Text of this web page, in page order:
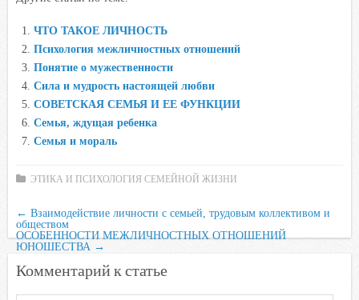
b
o
o
k
e
r
A
p
p
R
u
a
s
i
ЧТО ТАКОЕ ЛИЧНОСТЬ
Психология межличностных отношений
Понятие о мужественности
Сила и мудрость настоящей любви
СОВЕТСКАЯ СЕМЬЯ И ЕЕ ФУНКЦИИ
Семья, ждущая ребенка
Семья и мораль
ЭТИКА И ПСИХОЛОГИЯ СЕМЕЙНОЙ ЖИЗНИ
← Взаимодействие личности с семьей, трудовым коллективом и
обществом
ОСОБЕННОСТИ МЕЖЛИЧНОСТНЫХ ОТНОШЕНИЙ
ЮНОШЕСТВА →
Комментарий к статье